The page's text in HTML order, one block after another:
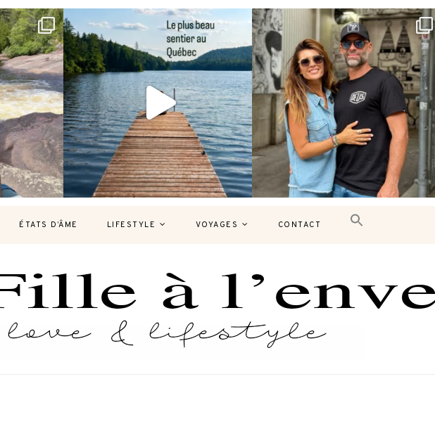
version
Et si je te disais qu’il existe un sentier où
126 37
Montréal, une très belle surprise 🇨🇦
J’ai...
442
ÉTATS D’ÂME LIFESTYLE VOYAGES CONTACT